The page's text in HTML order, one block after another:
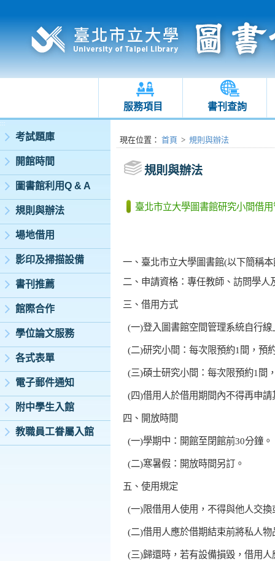
服務項目 書刊查詢
:::
考試題庫
開館時間
圖書館利用Q & A
規則與辦法
場地借用
影印及掃描設備
書刊推薦
館際合作
學位論文服務
各式表單
電子郵件通知
附中學生入館
教職員工眷屬入館
:::現在位置 ： 首頁 > 規則與辦法
規則與辦法
臺北市立大學圖書館研究小間借
一、臺北市立大學圖書館(以下簡稱本
二、申請資格：專任教師、訪問學
三、借用方式
  (
一)登入圖書館空間管理系統自行線
  (
二)研究小間：每次限預約1 間，預
  (
三)碩士研究小間：每次限預約1 間
  (
四)借用人於借用期間內不得再申
四、開放時間
  (
一)學期中：開館至閉館前30分鐘。
  (
二)寒暑假：開放時間另訂。
五、使用規定
  (
一)限借用人使用，不得與他人交
  (
二)借用人應於借期結束前將私人
  (
三)歸還時，若有設備損毀，借用